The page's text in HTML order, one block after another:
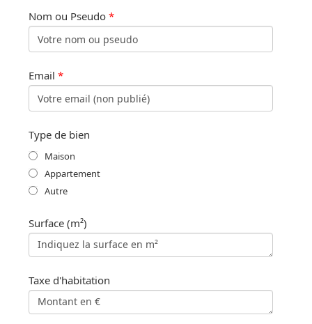
Nom ou Pseudo *
Email *
Type de bien
Maison
Appartement
Autre
Surface (m²)
Taxe d'habitation